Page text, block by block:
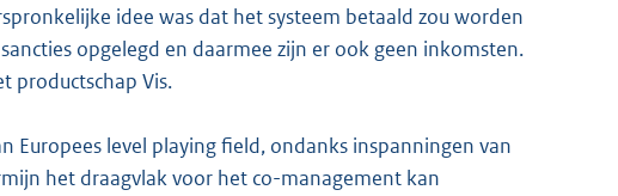
idee was dat het systeem betaald zou worden
opgelegd en daarmee zijn er ook geen inkomsten.
productschap Vis.
Europees level playing field, ondanks inspanningen van
het draagvlak voor het co-management kan